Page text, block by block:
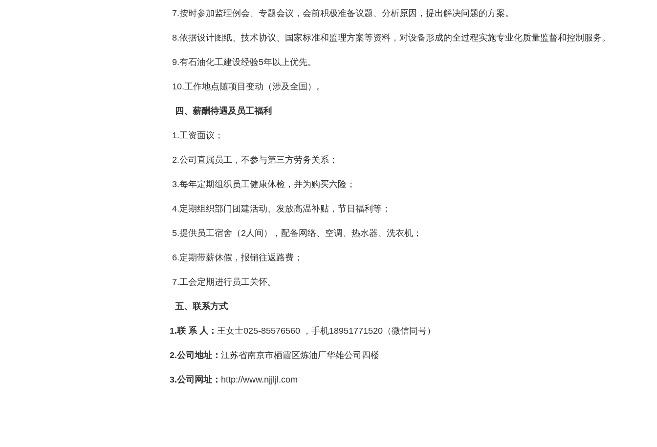
7.按时参加监理例会、专题会议，会前积极准备议题、分析原因，提出解决问题的方案。
8.依据设计图纸、技术协议、国家标准和监理方案等资料，对设备形成的全过程实施专业化质量监督和控制服务。
9.有石油化工建设经验5年以上优先。
10.工作地点随项目变动（涉及全国）。
四 、 薪酬待遇及员工福利
1.工资面议；
2.公司直属员工，不参与第三方劳务关系；
3.每年定期组织员工健康体检，并为购买六险；
4.定期组织部门团建活动、发放高温补贴，节日福利等；
5.提供员工宿舍（2人间），配备网络、空调、热水器、洗衣机；
6.定期带薪休假，报销往返路费；
7.工会定期进行员工关怀。
五、联系方式
1.联 系 人： 王女士025-85576560 ，手机18951771520（微信同号）
2.公司地址： 江苏省南京市栖霞区炼油厂华雄公司四楼
3.公司网址： http://www.njjljl.com